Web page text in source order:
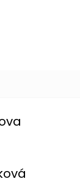
5 z 5 hvězdiček.